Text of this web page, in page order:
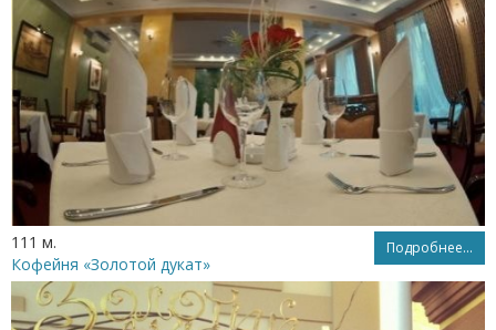
111 м. Подробнее...
Кофейня «Золотой дукат»